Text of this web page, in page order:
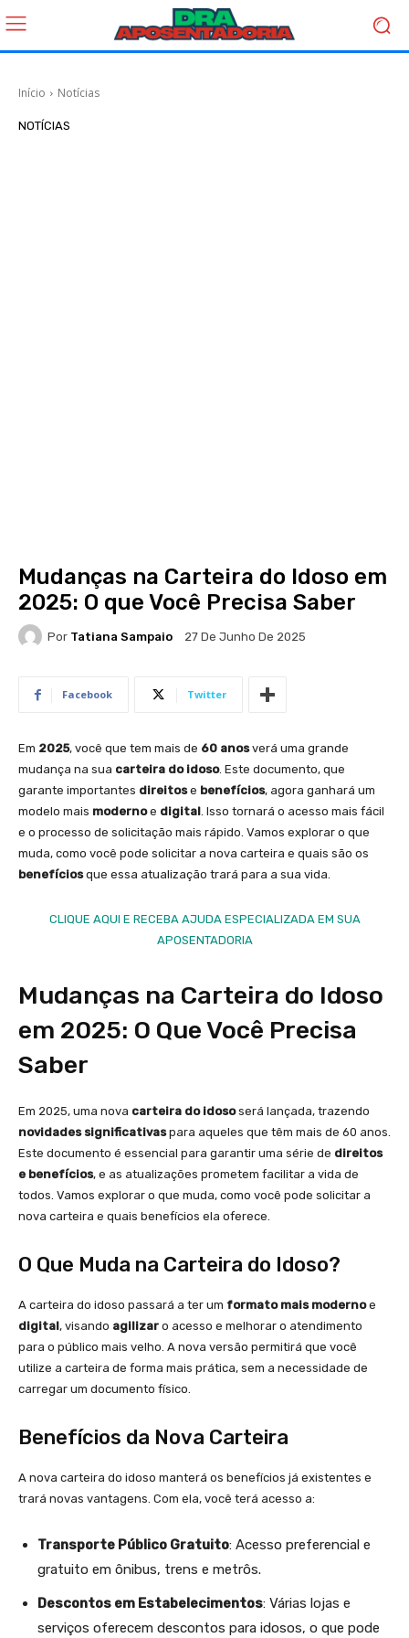
Início Notícias
NOTÍCIAS
Mudanças na Carteira do Idoso em
2025: O que Você Precisa Saber
Por Tatiana Sampaio 27 De Junho De 2025
Facebook Twitter
Em 2025, você que tem mais de 60 anosverá uma grande
mudança na sua carteira do idoso. Este documento, que
garante importantes direitose benefícios, agora ganhará um
modelo mais modernoe digital. Isso tornará o acesso mais fácil
e o processo de solicitação mais rápido. Vamos explorar o que
muda, como você pode solicitar a nova carteira e quais são os
benefíciosque essa atualização trará para a sua vida.
CLIQUE AQUI E RECEBA AJUDA ESPECIALIZADA EM SUA
APOSENTADORIA
Mudanças na Carteira do Idoso
em 2025: O Que Você Precisa
Saber
Em 2025, uma nova carteira do idososerá lançada, trazendo
novidades significativaspara aqueles que têm mais de 60 anos.
Este documento é essencial para garantir uma série de direitos
e benefícios, e as atualizações prometem facilitar a vida de
todos. Vamos explorar o que muda, como você pode solicitar a
nova carteira e quais benefícios ela oferece.
O Que Muda na Carteira do Idoso?
A carteira do idoso passará a ter um formato mais modernoe
digital, visando agilizar o acesso e melhorar o atendimento
para o público mais velho. A nova versão permitirá que você
utilize a carteira de forma mais prática, sem a necessidade de
carregar um documento físico.
Benefícios da Nova Carteira
A nova carteira do idoso manterá os benefícios já existentes e
trará novas vantagens. Com ela, você terá acesso a:
Transporte Público Gratuito: Acesso preferencial e
gratuito em ônibus, trens e metrôs.
Descontos em Estabelecimentos: Várias lojas e
serviços oferecem descontos para idosos, o que pode